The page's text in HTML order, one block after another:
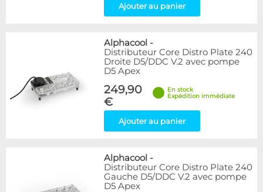
Ajouter au panier
Alphacool -
Distributeur Core Distro Plate 240
Droite D5/DDC V.2 avec pompe
D5 Apex
249,90
€
En stock
Expédition immédiate
Ajouter au panier
Alphacool -
Distributeur Core Distro Plate 240
Gauche D5/DDC V.2 avec pompe
D5 Apex